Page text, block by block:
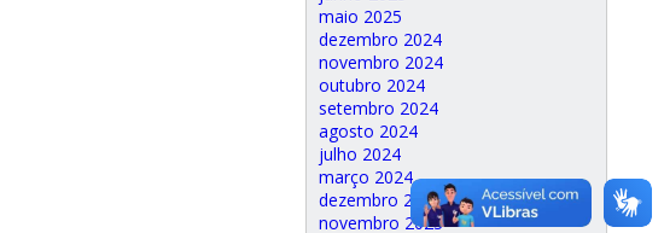
maio 2025
dezembro 2024
novembro 2024
outubro 2024
setembro 2024
agosto 2024
julho 2024
março 2024
dezembro 2023
novembro 2023